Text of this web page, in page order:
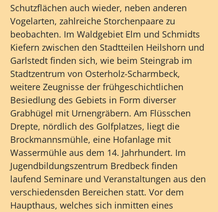
Schutzflächen auch wieder, neben anderen
Vogelarten, zahlreiche Storchenpaare zu
beobachten. Im Waldgebiet Elm und Schmidts
Kiefern zwischen den Stadtteilen Heilshorn und
Garlstedt finden sich, wie beim Steingrab im
Stadtzentrum von Osterholz-Scharmbeck,
weitere Zeugnisse der frühgeschichtlichen
Besiedlung des Gebiets in Form diverser
Grabhügel mit Urnengräbern. Am Flüsschen
Drepte, nördlich des Golfplatzes, liegt die
Brockmannsmühle, eine Hofanlage mit
Wassermühle aus dem 14. Jahrhundert. Im
Jugendbildungszentrum Bredbeck finden
laufend Seminare und Veranstaltungen aus den
verschiedensden Bereichen statt. Vor dem
Haupthaus, welches sich inmitten eines